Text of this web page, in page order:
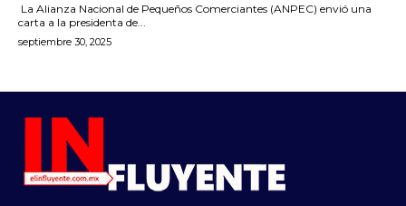
La Alianza Nacional de Pequeños Comerciantes (ANPEC) envió una
carta a la presidenta de...
septiembre 30, 2025